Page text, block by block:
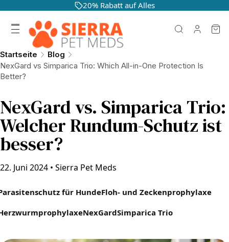
20% Rabatt auf Alles
Startseite
Blog
NexGard vs Simparica Trio: Which All-in-One Protection Is
Better?
NexGard vs. Simparica Trio:
Welcher Rundum-Schutz ist
besser?
22. Juni 2024 • Sierra Pet Meds
für HundeFloh- und Zeckenprophylaxe
NexGardSimparica Trio